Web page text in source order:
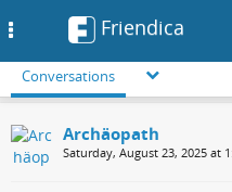
Friendica
Conversations
Archäopath
Saturday, August 23, 2025 at